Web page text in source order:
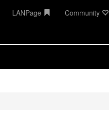
LANPage Community